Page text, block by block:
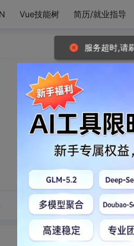
Vue技能树 简历/就业指导
转发到动态 举报
服务超时,请